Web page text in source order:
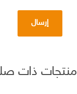
ذات صلة